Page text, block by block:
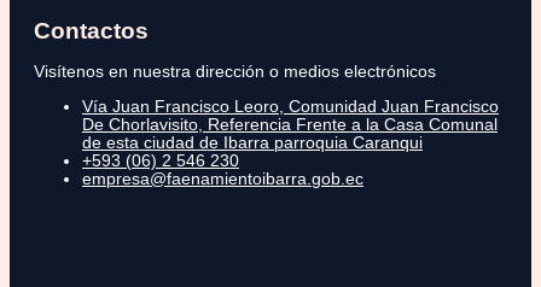
Contactos
Visítenos en nuestra dirección o medios electrónicos
Vía Juan Francisco Leoro, Comunidad Juan Francisco
De Chorlavisito, Referencia Frente a la Casa Comunal
de esta ciudad de Ibarra parroquia Caranqui
+593 (06) 2 546 230
empresa@faenamientoibarra.gob.ec